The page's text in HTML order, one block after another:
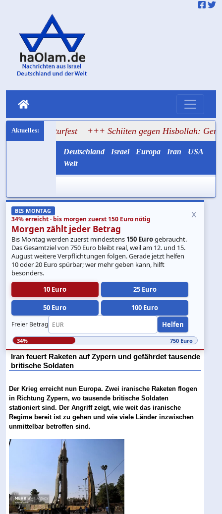
+++ Schiiten gegen Hisbollah: Gemayel ruft
Deutschland Israel Europa Iran
USA
Welt
BIS MONTAG
34% erreicht · bis morgen zuerst 150 Euro nötig
Morgen zählt jeder Betrag
Bis Montag werden zuerst mindestens 150 Eurogebraucht.
Das Gesamtziel von 750 Euro bleibt real, weil am 12. und 15.
August weitere Verpflichtungen folgen. Gerade jetzt helfen
10 oder 20 Euro spürbar; wer mehr geben kann, hilft
besonders.
10 Euro
25 Euro
50 Euro 100 Euro
Freier Betrag Helfen
x
34% 750 Euro
Iran feuert Raketen auf Zypern und gefährdet tausende
britische Soldaten
Der Krieg erreicht nun Europa. Zwei iranische Raketen flogen
in Richtung Zypern, wo tausende britische Soldaten
stationiert sind. Der Angriff zeigt, wie weit das iranische
Regime bereit ist zu gehen und wie viele Länder inzwischen
unmittelbar betroffen sind.